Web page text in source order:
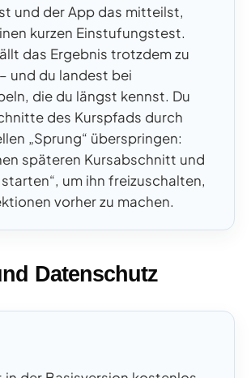
und der App das mitteilst,
kurzen Einstufungstest.
das Ergebnis trotzdem zu
und du landest bei
die du längst kennst. Du
des Kurspfads durch
„Sprung“ überspringen:
späteren Kursabschnitt und
starten“, um ihn freizuschalten,
vorher zu machen.
Datenschutz